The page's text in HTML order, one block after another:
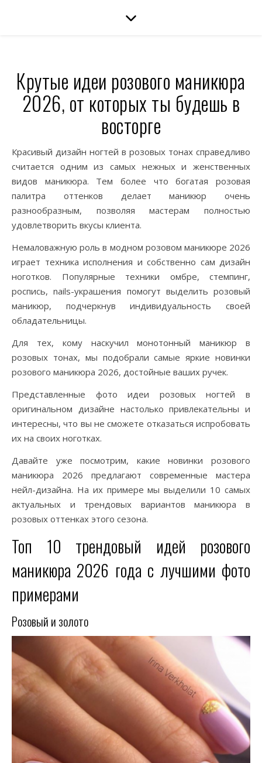
Крутые идеи розового маникюра
2026, от которых ты будешь в
восторге
Красивый дизайн ногтей в розовых тонах справедливо
считается одним из самых нежных и женственных
видов маникюра. Тем более что богатая розовая
палитра оттенков делает маникюр очень
разнообразным, позволяя мастерам полностью
удовлетворить вкусы клиента.
Немаловажную роль в модном розовом маникюре 2026
играет техника исполнения и собственно сам дизайн
ноготков. Популярные техники омбре, стемпинг,
роспись, nails-украшения помогут выделить розовый
маникюр, подчеркнув индивидуальность своей
обладательницы.
Для тех, кому наскучил монотонный маникюр в
розовых тонах, мы подобрали самые яркие новинки
розового маникюра 2026, достойные ваших ручек.
Представленные фото идеи розовых ногтей в
оригинальном дизайне настолько привлекательны и
интересны, что вы не сможете отказаться испробовать
их на своих ноготках.
Давайте уже посмотрим, какие новинки розового
маникюра 2026 предлагают современные мастера
нейл-дизайна. На их примере мы выделили 10 самых
актуальных и трендовых вариантов маникюра в
розовых оттенках этого сезона.
Топ 10 трендовый идей розового
маникюра 2026 года с лучшими фото
примерами
Розовый и золото